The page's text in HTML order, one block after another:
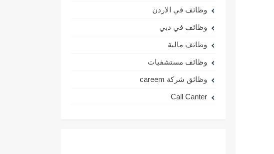
وظائف في الاردن
وظائف في دبي
وظائف مالية
وظائف مستشفيات
وظائق شركة careem
Call Canter